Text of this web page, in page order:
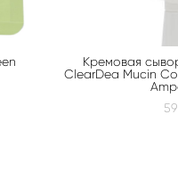
Кремовая
ClearDea Mucin